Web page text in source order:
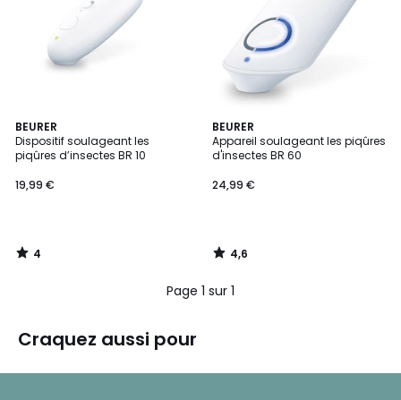
BEURER
Dispositif soulageant les
piqûres d’insectes BR 10
19,99 €
4
/
5
4
/
BEURER
Appareil soulageant les piqûres
d'insectes BR 60
24,99 €
4,6
/ 5
4,6
/
Page 1 sur 1
Craquez aussi pour